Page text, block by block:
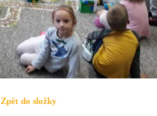
Zpět do složky